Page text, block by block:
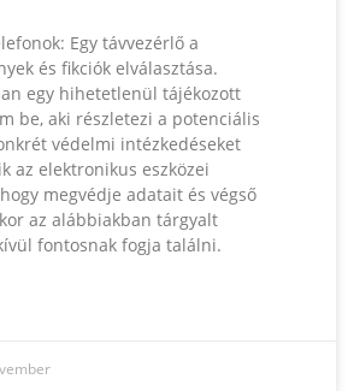
Egy távvezérlő a
és fikciók elválasztása.
egy hihetetlenül tájékozott
be, aki részletezi a potenciális
védelmi intézkedéseket
az elektronikus eszközei
megvédje adatait és végső
az alábbiakban tárgyalt
fontosnak fogja találni.